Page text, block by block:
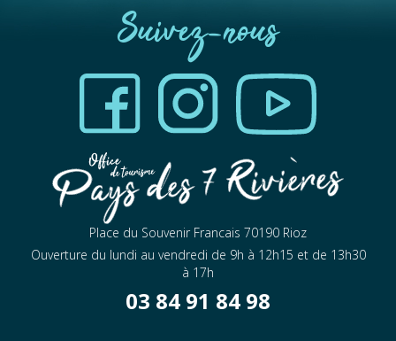
Suivez-nous
Place du Souvenir Francais 70190 Rioz
Ouverture du lundi au vendredi de 9h à 12h15 et de 13h30
à 17h
03 84 91 84 98